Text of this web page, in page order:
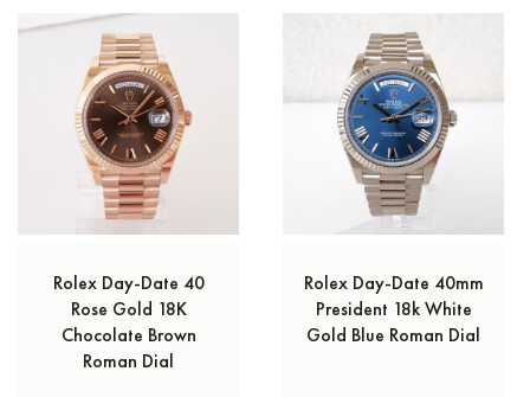
Rolex Day-Date 40
Rose Gold 18K
Chocolate Brown
Roman Dial
Rolex Day-Date 40mm
President 18k White
Gold Blue Roman Dial